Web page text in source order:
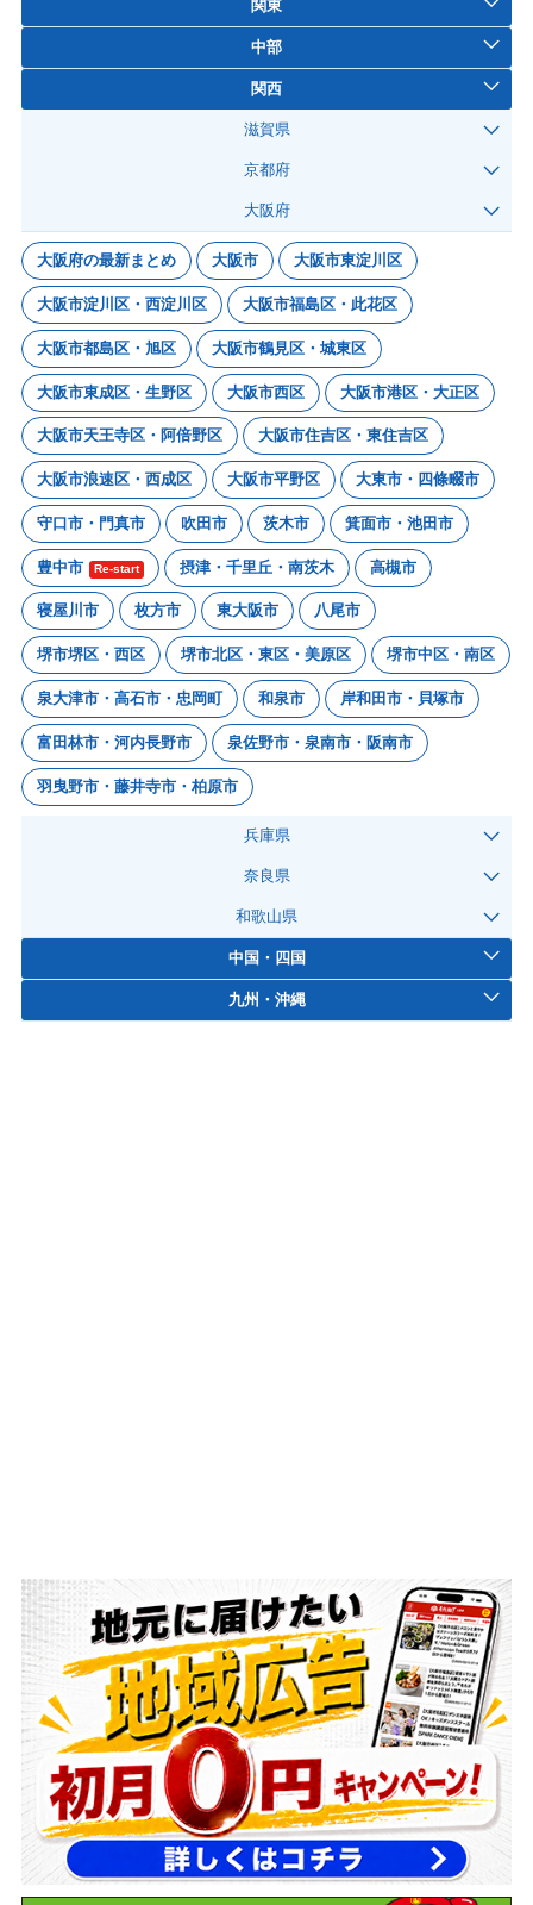
関東
中部
関西
滋賀県
京都府
大阪府
大阪府の最新まとめ 大阪市 大阪市東淀川区
大阪市淀川区・西淀川区 大阪市福島区・此花区
大阪市都島区・旭区 大阪市鶴見区・城東区
大阪市東成区・生野区 大阪市西区 大阪市港区・大正区
大阪市天王寺区・阿倍野区 大阪市住吉区・東住吉区
大阪市浪速区・西成区 大阪市平野区 大東市・四條畷市
守口市・門真市 吹田市 茨木市 箕面市・池田市
豊中市 Re-start 摂津・千里丘・南茨木 高槻市
寝屋川市 枚方市 東大阪市 八尾市
堺市堺区・西区 堺市北区・東区・美原区 堺市中区・南区
泉大津市・高石市・忠岡町 和泉市 岸和田市・貝塚市
富田林市・河内長野市 泉佐野市・泉南市・阪南市
羽曳野市・藤井寺市・柏原市
兵庫県
奈良県
和歌山県
中国・四国
九州・沖縄